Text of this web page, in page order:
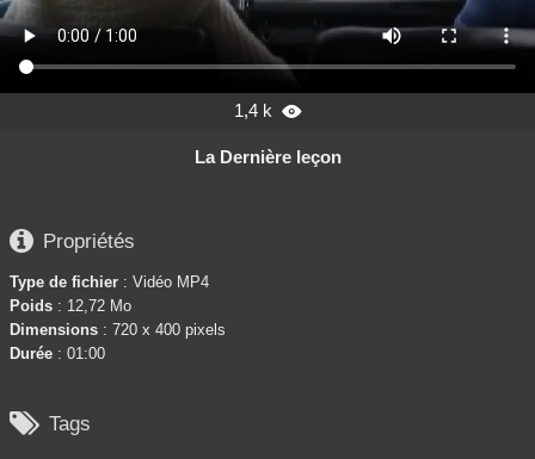
1,4 k 
La Dernière leçon
 Propriétés
Type de fichier : Vidéo MP4
Poids : 12,72 Mo
Dimensions : 720 x 400 pixels
Durée : 01:00
 Tags